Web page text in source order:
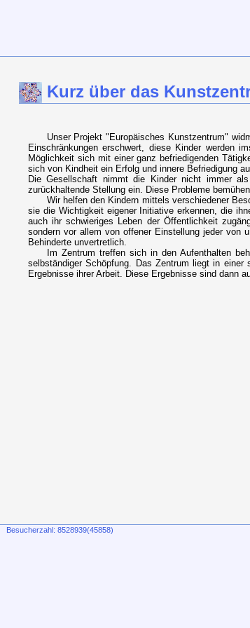
Kurz über das
Unser Projekt "Europäisches Kunstzentrum"
Einschränkungen erschwert, diese Kinder werden
Möglichkeit sich mit einer ganz befriedigenden
sich von Kindheit ein Erfolg und innere Befriedigung
Die Gesellschaft nimmt die Kinder nicht immer
zurückhaltende Stellung ein. Diese Probleme
Wir helfen den Kindern mittels verschiedener
sie die Wichtigkeit eigener Initiative erkennen, die
auch ihr schwieriges Leben der Öffentlichkeit
sondern vor allem von offener Einstellung jeder von
Behinderte unvertretlich.
Im Zentrum treffen sich in den Aufenthalten
selbständiger Schöpfung. Das Zentrum liegt in
Ergebnisse ihrer Arbeit. Diese Ergebnisse sind dann
Besucherzahl: 8528939(45858)